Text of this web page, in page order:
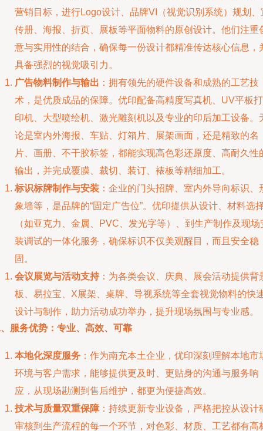
营销目标，进行Logo设计、品牌VI（视觉识别系统）规划、
传册、海报、折页、展板等平面物料的原创设计。他们注重
意与实用性的结合，确保每一份设计都精准传达核心信息，
具备强烈的视觉吸引力。
广告物料制作与输出 ：拥有领先的硬件设备和成熟的工艺技
术，是优质成品的保障。优印配备高精度写真机、UV平板打
印机、大型喷绘机、激光雕刻机以及专业的印后加工设备。
论是室内外海报、车贴、灯箱片、展架画面，还是精致的名
片、画册、不干胶标签，都能实现高色彩还原度、高耐久性
输出，并完成覆膜、裁切、装订、裱板等精细加工。
标识标牌制作与安装 ：企业的门头招牌、室内外导向标识、
象墙等，是品牌的“固定广告位”。优印提供从设计、材料选
（如亚克力、金属、PVC、发光字等）、到生产制作及现场
装调试的一体化服务，确保标识不仅美观醒目，而且安全稳
固。
会议展览与活动支持：为各类会议、庆典、展会活动提供背
板、易拉宝、X展架、桌牌、导视系统等全套视觉物料的快
设计与制作，助力活动成功举办，提升现场氛围与专业感。
服务优势：专业、高效、可靠
本地化深度服务 ：作为南充本土企业，优印深刻理解本地市
环境与客户需求，能够提供更及时、更贴身的沟通与服务响
应，从现场勘测到售后维护，都更为便捷高效。
技术与质量双重保障 ：持续更新专业设备，严格把控从设计
审核到生产流程的每一个环节，对色彩、材质、工艺都有高